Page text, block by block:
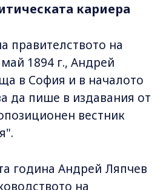
кариера
правителството на
1894 г., Андрей
в София и в началото
да пише в издавания от
вестник
година Андрей Ляпчев
на